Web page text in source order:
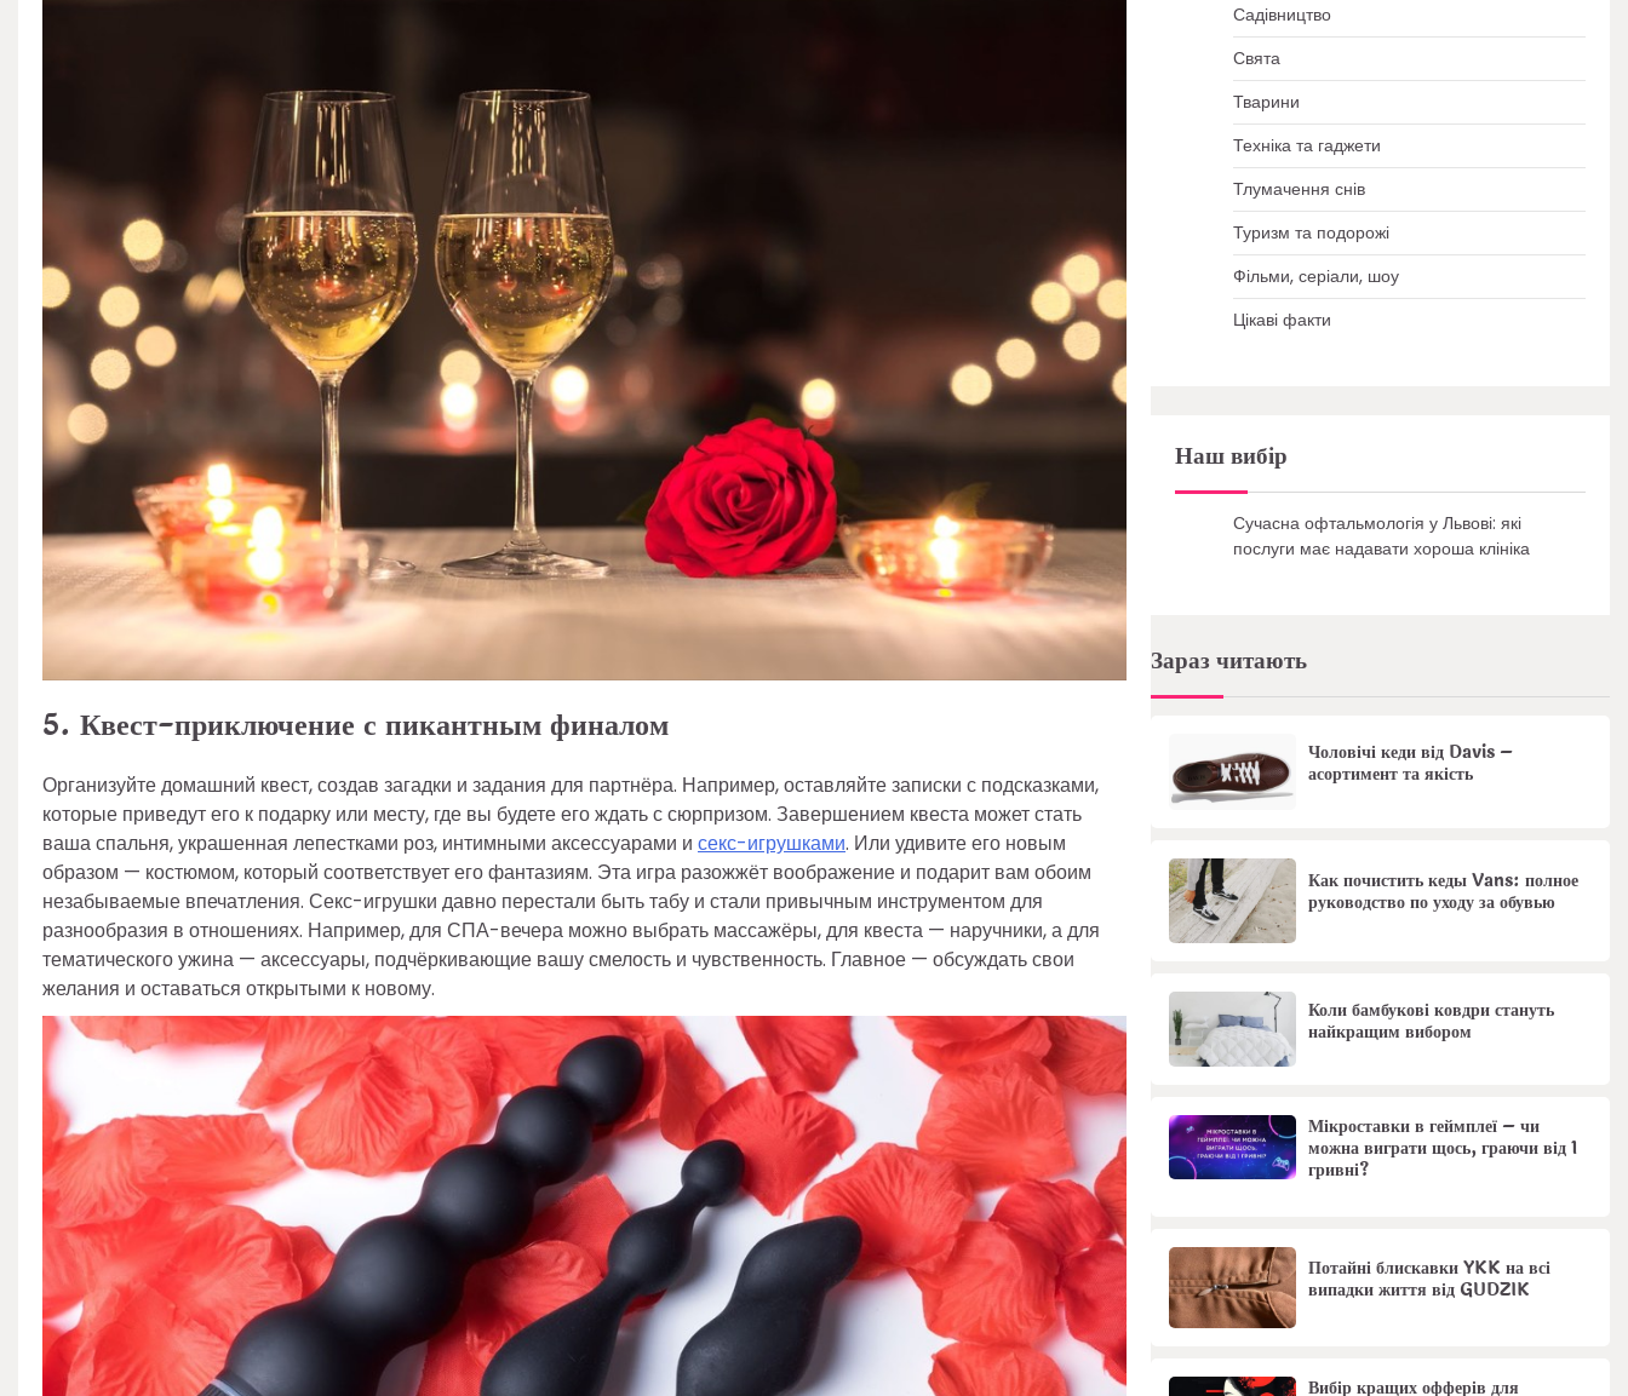
5. Квест-приключение с пикантным финалом
Организуйте домашний квест, создав загадки и задания для партнёра. Например, оставляйте записки с подсказками,
которые приведут его к подарку или месту, где вы будете его ждать с сюрпризом. Завершением квеста может стать
ваша спальня, украшенная лепестками роз, интимными аксессуарами и секс-игрушками. Или удивите его новым
образом — костюмом, который соответствует его фантазиям. Эта игра разожжёт воображение и подарит вам обоим
незабываемые впечатления. Секс-игрушки давно перестали быть табу и стали привычным инструментом для
разнообразия в отношениях. Например, для СПА-вечера можно выбрать массажёры, для квеста — наручники, а для
тематического ужина — аксессуары, подчёркивающие вашу смелость и чувственность. Главное — обсуждать свои
желания и оставаться открытыми к новому.
Садівництво
Свята
Тварини
Техніка та гаджети
Тлумачення снів
Туризм та подорожі
Фільми, серіали, шоу
Цікаві факти
Наш вибір
Сучасна офтальмологія у Львові: які
послуги має надавати хороша клініка
Зараз читають
Чоловічі кеди від Davis –
асортимент та якість
Как почистить кеды Vans: полное
руководство по уходу за обувью
Коли бамбукові ковдри стануть
найкращим вибором
Мікроставки в геймплеї – чи
можна виграти щось, граючи від 1
гривні?
Потайні блискавки YKK на всі
випадки життя від GUDZIK
Вибір кращих офферів для